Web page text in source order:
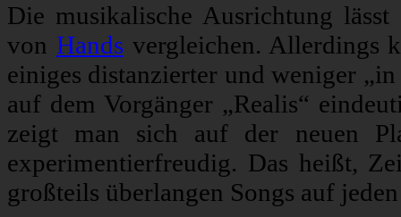
Die musikalische Ausrichtung
von Handsvergleichen. Allerdings
einiges distanzierter und weniger
auf dem Vorgänger „Realis“
zeigt man sich auf der neuen
experimentierfreudig. Das heißt,
großteils überlangen Songs auf